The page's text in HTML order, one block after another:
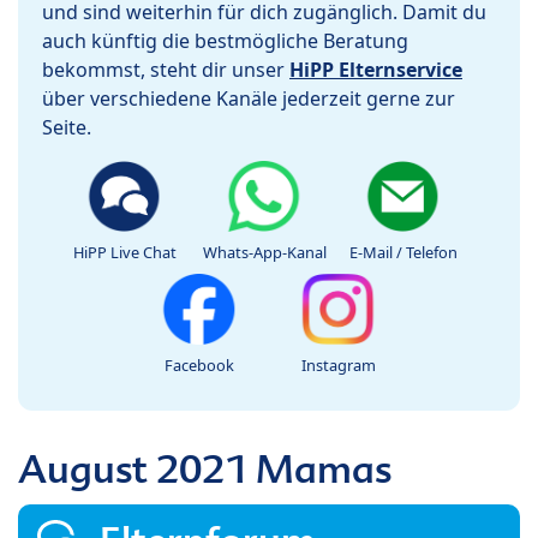
und sind weiterhin für dich zugänglich. Damit du
auch künftig die bestmögliche Beratung
bekommst, steht dir unser HiPP Elternservice
über verschiedene Kanäle jederzeit gerne zur
Seite.
HiPP Live Chat Whats-App-Kanal E-Mail / Telefon
Facebook Instagram
August 2021 Mamas